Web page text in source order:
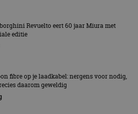
Revuelto eert 60 jaar Miura met
editie
fibre op je laadkabel: nergens voor nodig,
daarom geweldig